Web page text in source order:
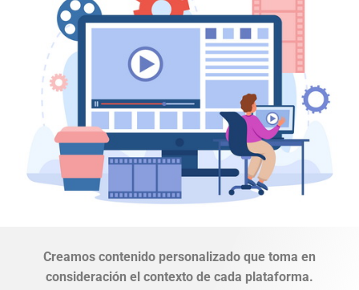
Creamos contenido personalizado que toma en
consideración el contexto de cada plataforma.